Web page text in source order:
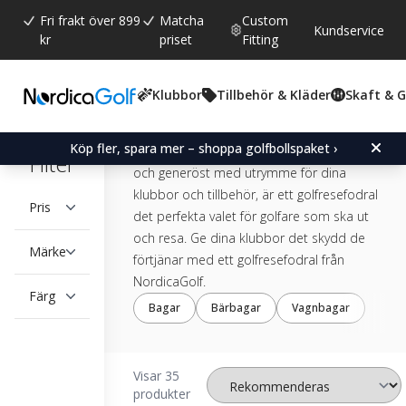
Fri frakt över 899
kr
Matcha
priset
Custom
Fitting
Kundservice
Klubbor Tillbehör & Kläder Skaft &
Köp fler, spara mer – shoppa golfbollspaket ›
Filter
Pris
Märke
Färg
Golfresefodral
Res bekvämt och säkert med ett
golfresefodral. Med robust konstruktion
och generöst med utrymme för dina
klubbor och tillbehör, är ett golfresefodral
det perfekta valet för golfare som ska ut
och resa. Ge dina klubbor det skydd de
förtjänar med ett golfresefodral från
NordicaGolf.
Bagar Bärbagar Vagnbagar
Visar 35
produkter